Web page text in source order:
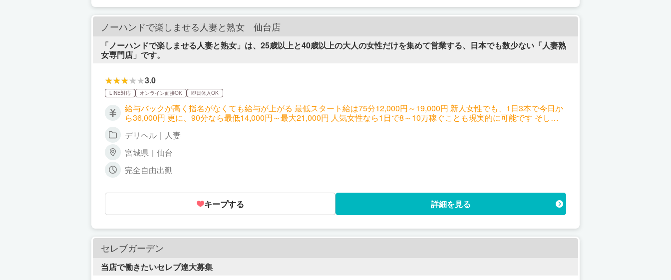
ノーハンドで楽しませる人妻と熟女 仙台店
「ノーハンドで楽しませる人妻と熟女」は、25歳以上と40歳以上の大人の女性だけを集めて営業する、日本でも数少ない「人妻熟
女専門店」です。
3.0
LINE対応 オンライン面接OK 即日体入OK
給与バックが高く指名がなくても給与が上がる 最低スタート給は75分12,000円～19,000円 新人女性でも、1日3本で今日か
ら36,000円 更に、90分なら最低14,000円～最大21,000円 人気女性なら1日で8～10万稼ぐことも現実的に可能です そして
デリヘル｜人妻
宮城県｜仙台
完全自由出勤
キープする 詳細を見る
セレブガーデン
当店で働きたいセレブ達大募集